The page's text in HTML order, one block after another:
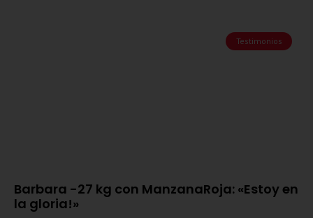
Testimonios
Barbara -27 kg con ManzanaRoja: «Estoy en
la gloria!»